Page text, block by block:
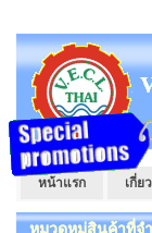
หน้าแรก เกี่ย
หมวดหมู่สินค้าที่จ